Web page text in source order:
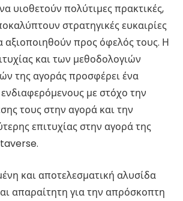
υιοθετούν πολύτιμες πρακτικές,
στρατηγικές ευκαιρίες
προς όφελός τους. Η
και των μεθοδολογιών
της αγοράς προσφέρει ένα
ενδιαφερόμενους με στόχο την
τους στην αγορά και την
επιτυχίας στην αγορά της
και αποτελεσματική αλυσίδα
απαραίτητη για την απρόσκοπτη